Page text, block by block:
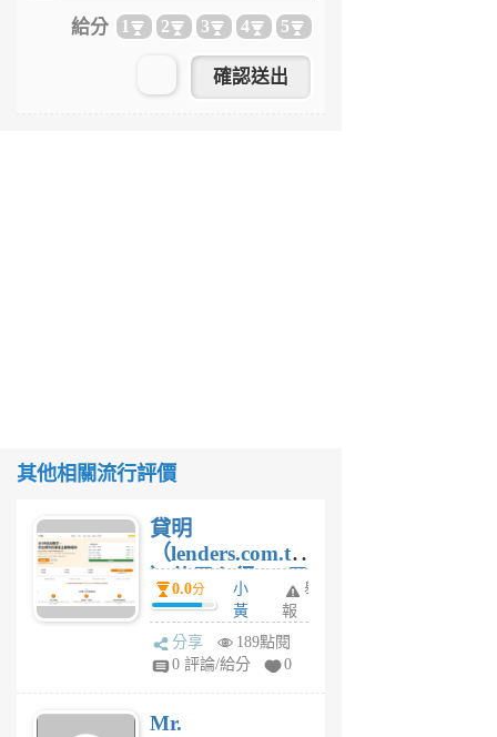
給分 1 2 3 4 5
其他相關流行評價
貸明
（lenders.com.tw
）使用心得 — 民
間貸款比較平台
體驗
0.0分
小
黃
蜂
1
舉
報
分享
189點閱
0 評論/給分
0
Mr.